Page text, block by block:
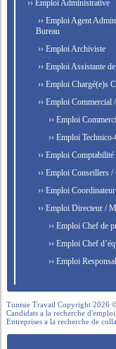
›› Emploi Administrative
›› Emploi Agent
Bureau
›› Emploi Archiviste
›› Emploi Assistante
›› Emploi Chargé(e)s
›› Emploi
›› Emploi
›› Emploi
›› Emploi
›› Emploi Conseillers
›› Emploi Coordinateur
›› Emploi Directeur /
›› Emploi Chef de
›› Emploi Chef
›› Emploi
Tunisie Travail Copyright 2026
Candidats a la recherche
Entreprises a la recherche de